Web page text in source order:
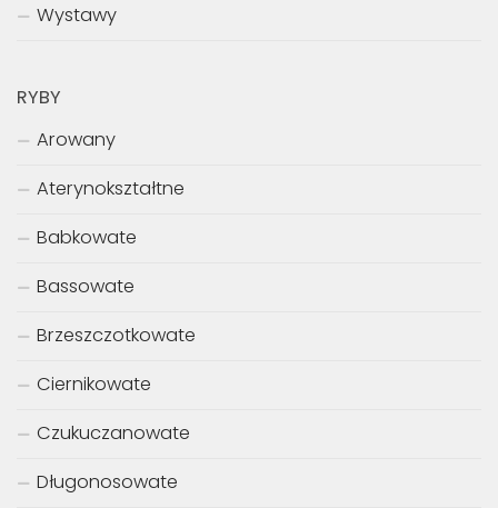
Wystawy
RYBY
Arowany
Aterynokształtne
Babkowate
Bassowate
Brzeszczotkowate
Ciernikowate
Czukuczanowate
Długonosowate